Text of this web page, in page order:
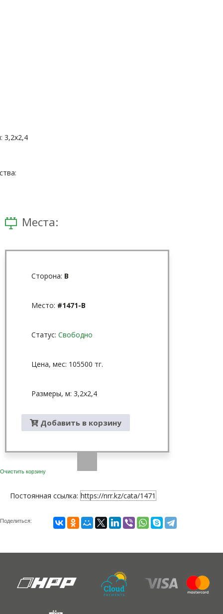
Места:
Сторона: В
Место: #1471-В
Статус: Свободно
Цена, мес: 105500 тг.
Размеры, м: 3,2x2,4
Добавить в корзину
Очистить корзину
Постоянная ссылка: https://nrr.kz/cata/1471
Поделиться: